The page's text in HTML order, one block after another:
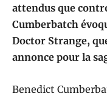
attendus que
Cumberbatch
Doctor Strange,
annonce pour la
Benedict